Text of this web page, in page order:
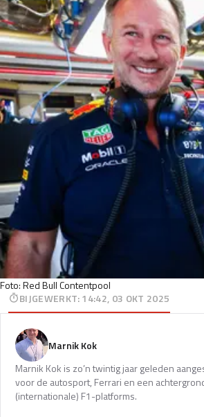
Foto: Red Bull Contentpool
BIJGEWERKT:14:42, 03 OKT 2025
Marnik Kok
Marnik Kok is zo’n twintig jaar geleden
voor de autosport, Ferrari en een
(internationale) F1-platforms.